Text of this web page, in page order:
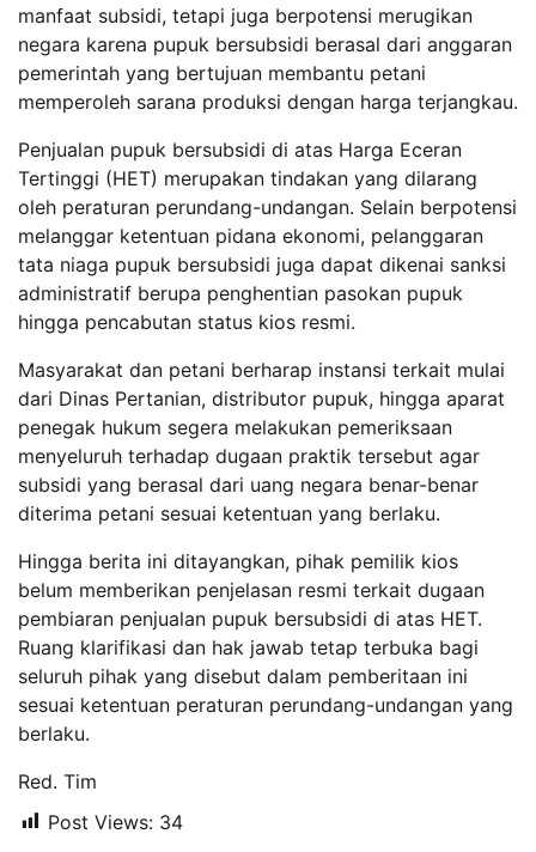
manfaat subsidi, tetapi juga berpotensi merugikan
negara karena pupuk bersubsidi berasal dari anggaran
pemerintah yang bertujuan membantu petani
memperoleh sarana produksi dengan harga terjangkau.
Penjualan pupuk bersubsidi di atas Harga Eceran
Tertinggi (HET) merupakan tindakan yang dilarang
oleh peraturan perundang-undangan. Selain berpotensi
melanggar ketentuan pidana ekonomi, pelanggaran
tata niaga pupuk bersubsidi juga dapat dikenai sanksi
administratif berupa penghentian pasokan pupuk
hingga pencabutan status kios resmi.
Masyarakat dan petani berharap instansi terkait mulai
dari Dinas Pertanian, distributor pupuk, hingga aparat
penegak hukum segera melakukan pemeriksaan
menyeluruh terhadap dugaan praktik tersebut agar
subsidi yang berasal dari uang negara benar-benar
diterima petani sesuai ketentuan yang berlaku.
Hingga berita ini ditayangkan, pihak pemilik kios
belum memberikan penjelasan resmi terkait dugaan
pembiaran penjualan pupuk bersubsidi di atas HET.
Ruang klarifikasi dan hak jawab tetap terbuka bagi
seluruh pihak yang disebut dalam pemberitaan ini
sesuai ketentuan peraturan perundang-undangan yang
berlaku.
Red. Tim
Post Views: 34